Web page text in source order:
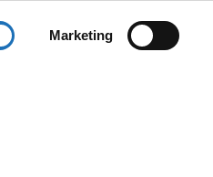
Marketing